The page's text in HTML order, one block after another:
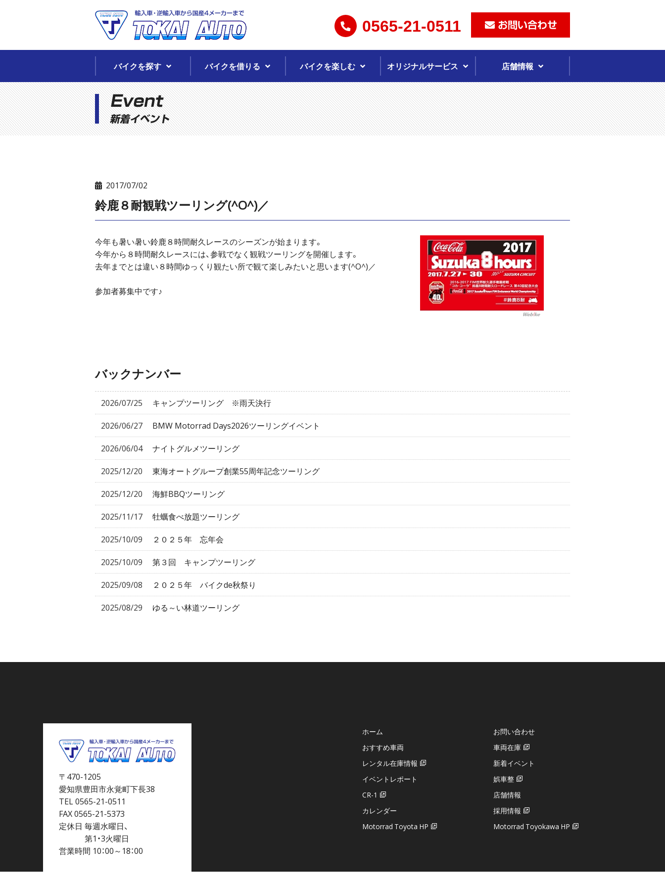
0565-21-0511
バイクを探す バイクを借りる バイクを楽しむ オリジナルサービス 店舗情報
2017/07/02
鈴鹿８耐観戦ツーリング(^O^)／
今年も暑い暑い鈴鹿８時間耐久レースのシーズンが始まります。
今年から８時間耐久レースには、参戦でなく観戦ツーリングを開催します。
去年までとは違い８時間ゆっくり観たい所で観て楽しみたいと思います(^O^)／
参加者募集中です♪
バックナンバー
2026/07/25
キャンプツーリング ※雨天決行
2026/06/27
BMW Motorrad Days2026ツーリングイベント
2026/06/04
ナイトグルメツーリング
2025/12/20
東海オートグループ創業55周年記念ツーリング
2025/12/20
海鮮BBQツーリング
2025/11/17
牡蠣食べ放題ツーリング
2025/10/09
２０２５年 忘年会
2025/10/09
第３回 キャンプツーリング
2025/09/08
２０２５年 バイクde秋祭り
2025/08/29
ゆる～い林道ツーリング
〒470-1205
愛知県豊田市永覚町下長38
TEL 0565-21-0511
FAX 0565-21-5373
定休日 毎週水曜日、
第1・3火曜日
営業時間 10：00～18：00
ホーム
お問い合わせ
おすすめ車両
車両在庫
レンタル在庫情報
新着イベント
イベントレポート
娯車整
CR-1
店舗情報
カレンダー
採用情報
Motorrad Toyota HP
Motorrad Toyokawa HP